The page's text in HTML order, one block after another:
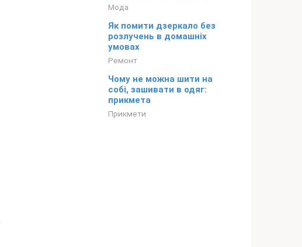
Мода
Як помити дзеркало без
розлучень в домашніх
умовах
Ремонт
Чому не можна шити на
собі, зашивати в одяг:
прикмета
Прикмети